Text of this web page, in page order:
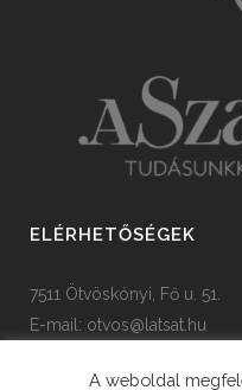
ELÉRHETŐSÉGEK
7511 Ötvöskónyi, Fő u. 51.
E-mail: otvos@latsat.hu
A weboldal